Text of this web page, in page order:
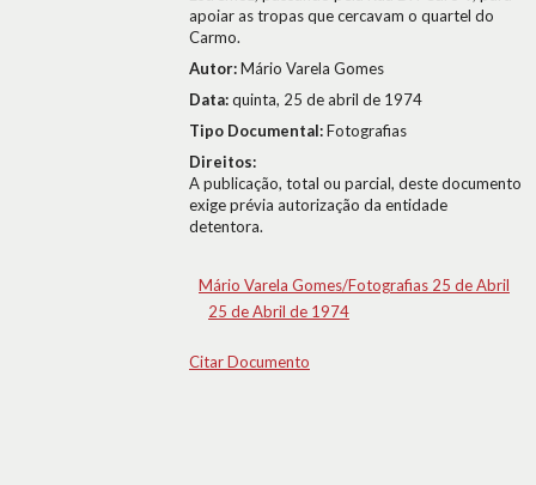
apoiar as tropas que cercavam o quartel do
Carmo.
Autor:Mário Varela Gomes
Data:quinta, 25 de abril de 1974
Tipo Documental:Fotografias
Direitos:
A publicação, total ou parcial, deste documento
exige prévia autorização da entidade
detentora.
Mário Varela Gomes/Fotografias 25 de Abril
25 de Abril de 1974
Citar Documento